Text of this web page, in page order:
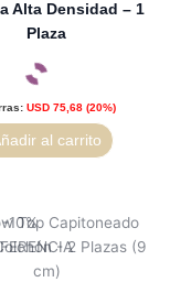
Alta Densidad – 1
Plaza
USD 75,68 (20%)
al carrito